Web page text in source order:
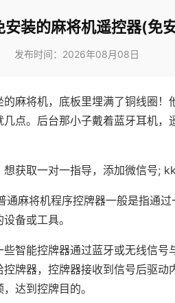
安装的麻将机遥控器(免
发布时间：2026年08月08日
麻将机，底板里埋满了铜线圈！
点。后台那小子戴着蓝牙耳机，
获取一对一指导，添加微信号;
通麻将机程序控牌器一般是指通
备或工具。
智能控牌器通过蓝牙或无线信号
牌器，控牌器接收到信号后驱动
达到控牌目的。